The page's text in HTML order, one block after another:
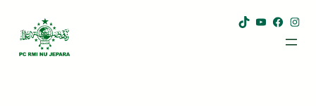
Lewati
ke
TikTok